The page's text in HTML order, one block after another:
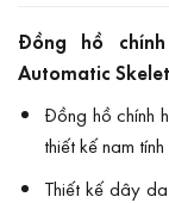
Đồng hồ
Automatic
Đồng hồ chính
thiết kế nam
Thiết kế dây